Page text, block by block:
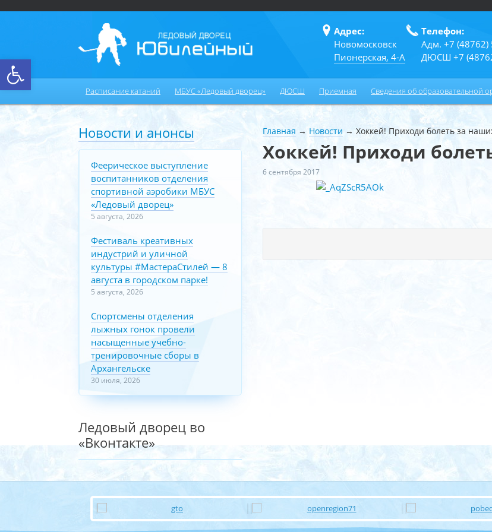
Открыть панель инструментов
Адрес:
Новомосковск
Пионерская, 4-А
Телефон:
Адм. +7 (48762)
ДЮСШ +7
Расписание катаний МБУС «Ледовый дворец» ДЮСШ Приемная Сведения об образовательной
Главная → Новости →Хоккей! Приходи болеть за
Хоккей! Приходи
6 сентября 2017
Новости и анонсы
Феерическое выступление
воспитанников отделения
спортивной аэробики МБУС
«Ледовый дворец»
5 августа, 2026
Фестиваль креативных
индустрий и уличной
культуры #МастераСтилей — 8
августа в городском парке!
5 августа, 2026
Спортсмены отделения
лыжных гонок провели
насыщенные учебно-
тренировочные сборы в
Архангельске
30 июля, 2026
Ледовый дворец во
«Вконтакте»